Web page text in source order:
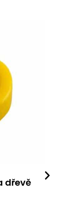
dřevě